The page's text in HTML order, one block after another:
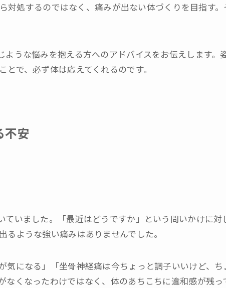
対処するのではなく、痛みが出ない体づくりを目指す
うな悩みを抱える方へのアドバイスをお伝えします。
で、必ず体は応えてくれるのです。
不安
いました。「最近はどうですか」という問いかけに対
ような強い痛みはありませんでした。
気になる」「坐骨神経痛は今ちょっと調子いいけど、
くなったわけではなく、体のあちこちに違和感が残っ